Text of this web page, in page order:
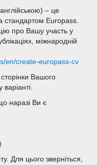
– це
стандартом Europass.
про Вашу участь у
міжнародній
en/create-europass-cv
Вашого
наразі Ви є
Для цього зверніться,